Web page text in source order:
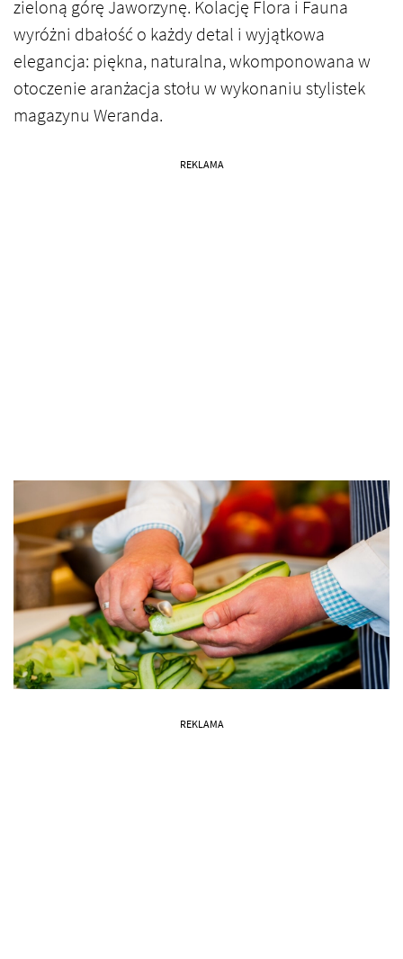
zieloną górę Jaworzynę. Kolację Flora i Fauna
wyróżni dbałość o każdy detal i wyjątkowa
elegancja: piękna, naturalna, wkomponowana w
otoczenie aranżacja stołu w wykonaniu stylistek
magazynu Weranda.
REKLAMA
REKLAMA